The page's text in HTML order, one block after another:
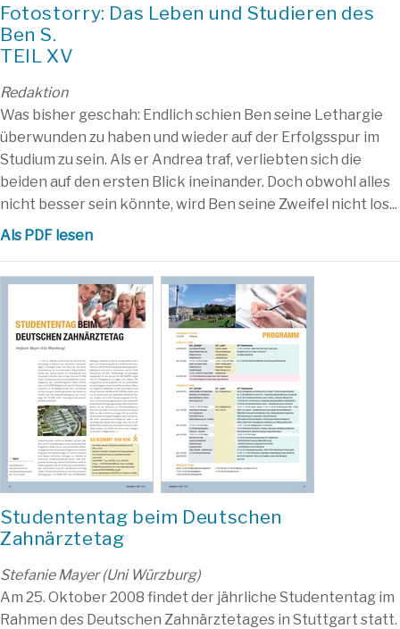
Fotostorry: Das Leben und Studieren des
Ben S.
TEIL XV
Redaktion
Was bisher geschah: Endlich schien Ben seine Lethargie
überwunden zu haben und wieder auf der Erfolgsspur im
Studium zu sein. Als er Andrea traf, verliebten sich die
beiden auf den ersten Blick ineinander. Doch obwohl alles
nicht besser sein könnte, wird Ben seine Zweifel nicht los...
Als PDF lesen
Studententag beim Deutschen
Zahnärztetag
Stefanie Mayer (Uni Würzburg)
Am 25. Oktober 2008 findet der jährliche Studententag im
Rahmen des Deutschen Zahnärztetages in Stuttgart statt.